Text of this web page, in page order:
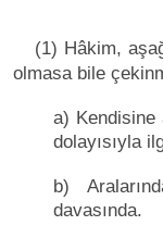
(1) Hâkim,
olmasa bile
a) Kendisine
dolayısıyla
b)
davasında.